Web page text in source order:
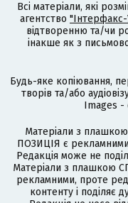
Всі матеріали, які
агентство "Інтерфакс-
відтворенню та/чи
інакше як з
Будь-яке копіювання,
творів та/або
Images -
Матеріали з
ПОЗИЦІЯ є рекламними
Редакція може не
Матеріали з плашкою
рекламними, проте
контенту і поділяє